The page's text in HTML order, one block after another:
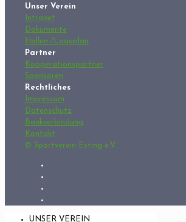
Unser Verein
Intranet
Dokumente
Hallen-/Lageplan
Partner
Kooperationspartner
Sponsoren
Rechtliches
Impressum
Datenschutz
Bankverbindung
Kontakt
© Sportverein Esting e.V.
UNSER VEREIN